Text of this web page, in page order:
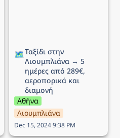
🗺️Ταξίδι στην
Λιουμπλιάνα → 5
ημέρες από 289€,
αεροπορικά και
διαμονή
Αθήνα
Λιουμπλιάνα
Dec 15, 2024 9:38 PM